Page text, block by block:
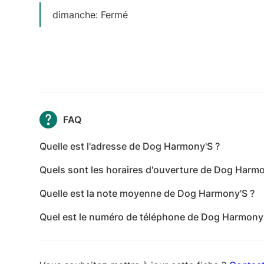
dimanche: Fermé
FAQ
Quelle est l'adresse de Dog Harmony'S ?
Quels sont les horaires d'ouverture de Dog
mercredi: 14:00-19:00 - jeudi: 09:30-19:00 -
Fermé
Quelle est la note moyenne de Dog Harmony'S ?
Quel est le numéro de téléphone de Dog